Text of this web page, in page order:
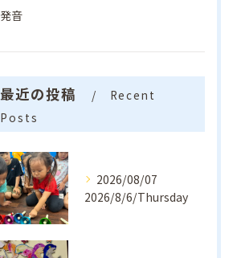
発音
最近の投稿
Recent
Posts
2026/08/07
2026/8/6/Thursday